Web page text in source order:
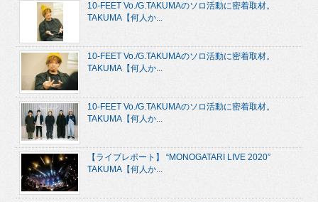
10-FEET Vo./G.TAKUMAのソロ活動に密着取材。
TAKUMA【何人か...
10-FEET Vo./G.TAKUMAのソロ活動に密着取材。
TAKUMA【何人か...
10-FEET Vo./G.TAKUMAのソロ活動に密着取材。
TAKUMA【何人か...
【ライブレポート】 “MONOGATARI LIVE 2020”
TAKUMA【何人か...